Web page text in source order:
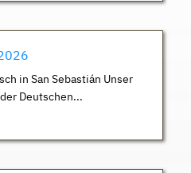
in San Sebastián Unser
Deutschen...